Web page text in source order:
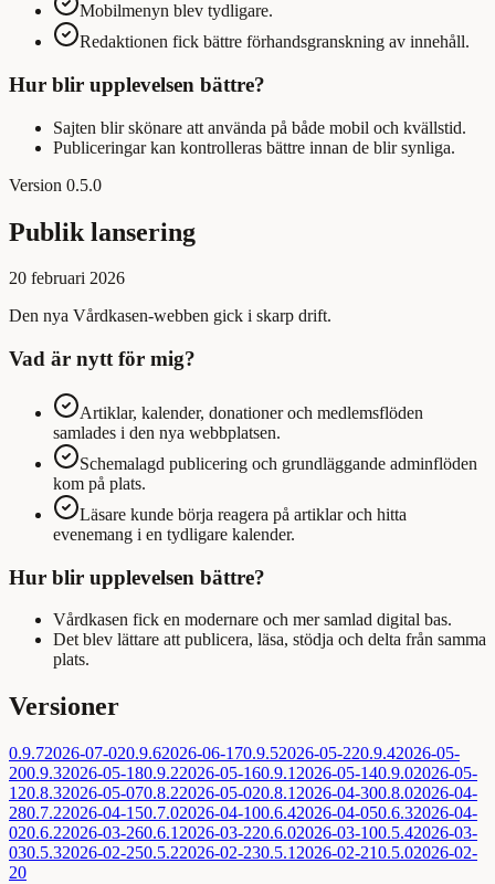
Mobilmenyn blev tydligare.
Redaktionen fick bättre förhandsgranskning av innehåll.
Hur blir upplevelsen bättre?
Sajten blir skönare att använda på både mobil och kvällstid.
Publiceringar kan kontrolleras bättre innan de blir synliga.
Version 0.5.0
Publik lansering
20 februari 2026
Den nya Vårdkasen-webben gick i skarp drift.
Vad är nytt för mig?
Artiklar, kalender, donationer och medlemsflöden
samlades i den nya webbplatsen.
Schemalagd publicering och grundläggande adminflöden
kom på plats.
Läsare kunde börja reagera på artiklar och hitta
evenemang i en tydligare kalender.
Hur blir upplevelsen bättre?
Vårdkasen fick en modernare och mer samlad digital bas.
Det blev lättare att publicera, läsa, stödja och delta från samma
plats.
Versioner
0.9.72026-07-020.9.62026-06-170.9.52026-05-220.9.42026-05-
200.9.32026-05-180.9.22026-05-160.9.1 2026-05-140.9.02026-05-
120.8.32026-05-070.8.22026-05-020.8.1 2026-04-300.8.02026-04-
280.7.22026-04-150.7.02026-04-100.6.42026-04-050.6.32026-04-
020.6.22026-03-260.6.1 2026-03-220.6.02026-03-100.5.42026-03-
030.5.32026-02-250.5.22026-02-230.5.1 2026-02-210.5.02026-02-
20